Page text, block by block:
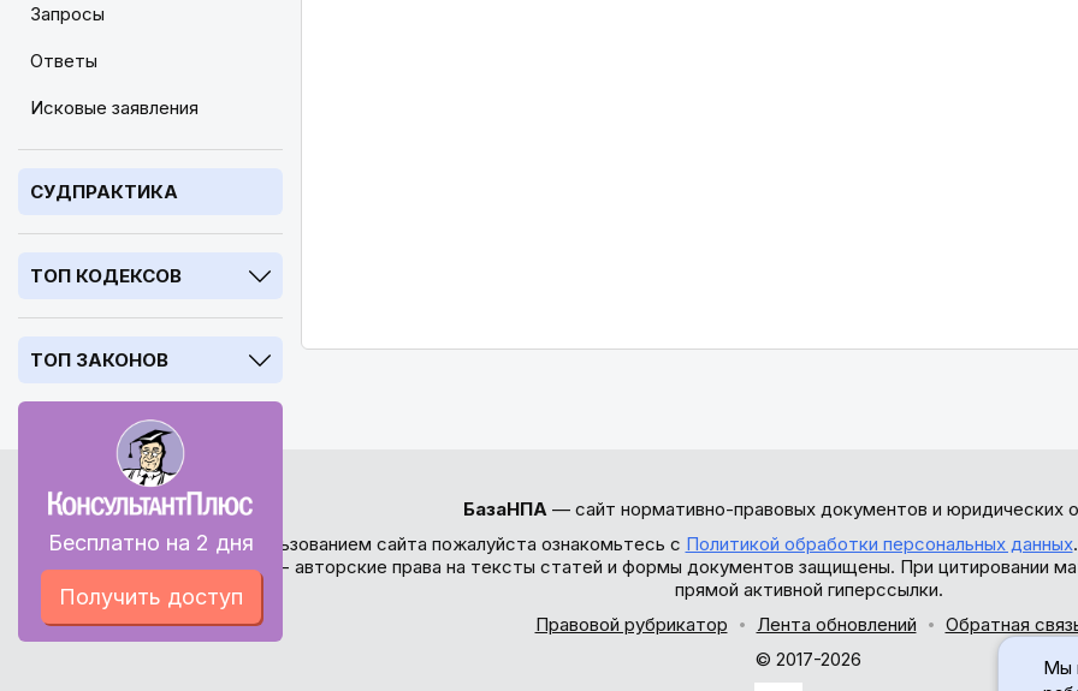
Запросы
Ответы
Исковые заявления
СУДПРАКТИКА
ТОП КОДЕКСОВ
ТОП ЗАКОНОВ
Бесплатно на 2 дня
Получить доступ
БазаНПА— сайт нормативно-правовых документов и юридических
Перед использованием сайта пожалуйста ознакомьтесь с Политикой обработки персональных данных
внимание - авторские права на тексты статей и формы документов защищены. При цитировании
прямой активной гиперссылки.
Правовой рубрикатор
Лента обновлений
Обратная
© 2017-2026
Мы